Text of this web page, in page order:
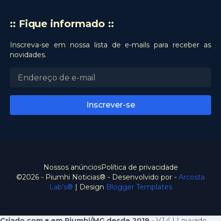
:: Fique informado ::
Inscreva-se em nossa lista de e-mails para receber as
novidades.
©2026 - Piumhi Noticias® - Desenvolvido por - Arcosta
Lab's® | Design Blogger Templates
Nossos anúnciosPolítica de privacidade